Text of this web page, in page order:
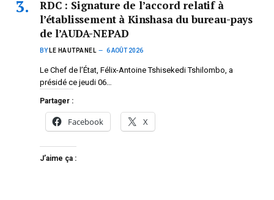
RDC : Signature de l’accord relatif à
l’établissement à Kinshasa du bureau-pays
de l’AUDA-NEPAD
BY LE HAUTPANEL 6 AOÛT 2026
Le Chef de l’État, Félix-Antoine Tshisekedi Tshilombo, a
présidé ce jeudi 06…
Partager :
Facebook X
J’aime ça :